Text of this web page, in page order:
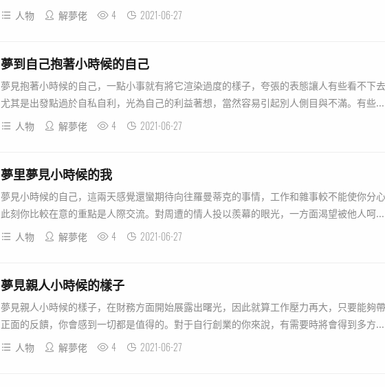
人物
解夢佬 4 2021-06-27
夢到自己抱著小時候的自己
夢見抱著小時候的自己，一點小事就有將它渲染過度的樣子，夸張的表態讓人有些看不下去
尤其是出發點過於自私自利，光為自己的利益著想，當然容易引起別人側目與不滿。有些...
人物
解夢佬 4 2021-06-27
夢里夢見小時候的我
夢見小時候的自己，這兩天感覺還蠻期待向往羅曼蒂克的事情，工作和雜事較不能使你分心
此刻你比較在意的重點是人際交流。對周遭的情人投以羨幕的眼光，一方面渴望被他人呵...
人物
解夢佬 4 2021-06-27
夢見親人小時候的樣子
夢見親人小時候的樣子，在財務方面開始展露出曙光，因此就算工作壓力再大，只要能夠
正面的反饋，你會感到一切都是值得的。對于自行創業的你來說，有需要時將會得到多方...
人物
解夢佬 4 2021-06-27